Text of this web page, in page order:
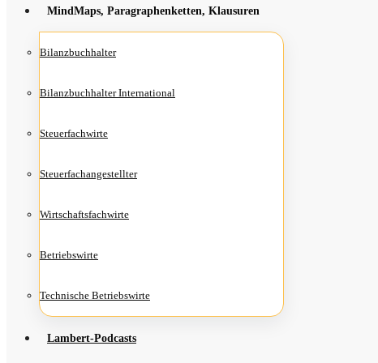
Mind­Maps, Para­gra­phen­ket­ten, Klausuren
Bilanz­buch­hal­ter
Bilanz­buch­hal­ter International
Steu­er­fach­wir­te
Steu­er­fach­an­ge­stell­ter
Wirt­schafts­fach­wir­te
Betriebs­wir­te
Tech­ni­sche Betriebswirte
Lam­­bert-Pod­­casts